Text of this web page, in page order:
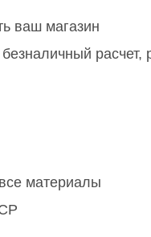
ваш магазин
расчет,
материалы